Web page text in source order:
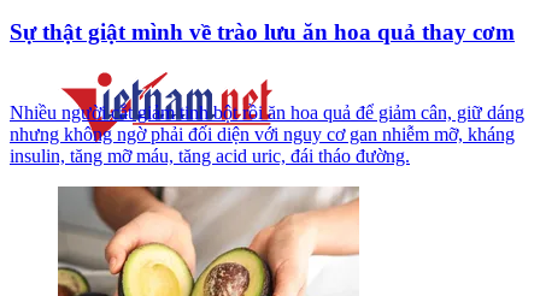
Sự thật giật mình về trào lưu ăn hoa quả thay cơm
Nhiều người cắt giảm tinh bột rồi ăn hoa quả để giảm cân, giữ dáng
nhưng không ngờ phải đối diện với nguy cơ gan nhiễm mỡ, kháng
insulin, tăng mỡ máu, tăng acid uric, đái tháo đường.